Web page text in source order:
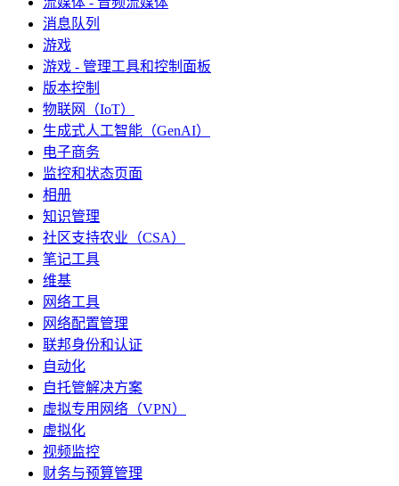
消息队列
游戏
游戏 - 管理工具和控制面板
版本控制
物联网（IoT）
生成式人工智能（GenAI）
电子商务
监控和状态页面
相册
知识管理
社区支持农业（CSA）
笔记工具
维基
网络工具
网络配置管理
联邦身份和认证
自动化
自托管解决方案
虚拟专用网络（VPN）
虚拟化
视频监控
财务与预算管理